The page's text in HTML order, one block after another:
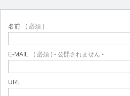
名前 ( 必須 )
E-MAIL ( 必須 ) - 公開されません -
URL